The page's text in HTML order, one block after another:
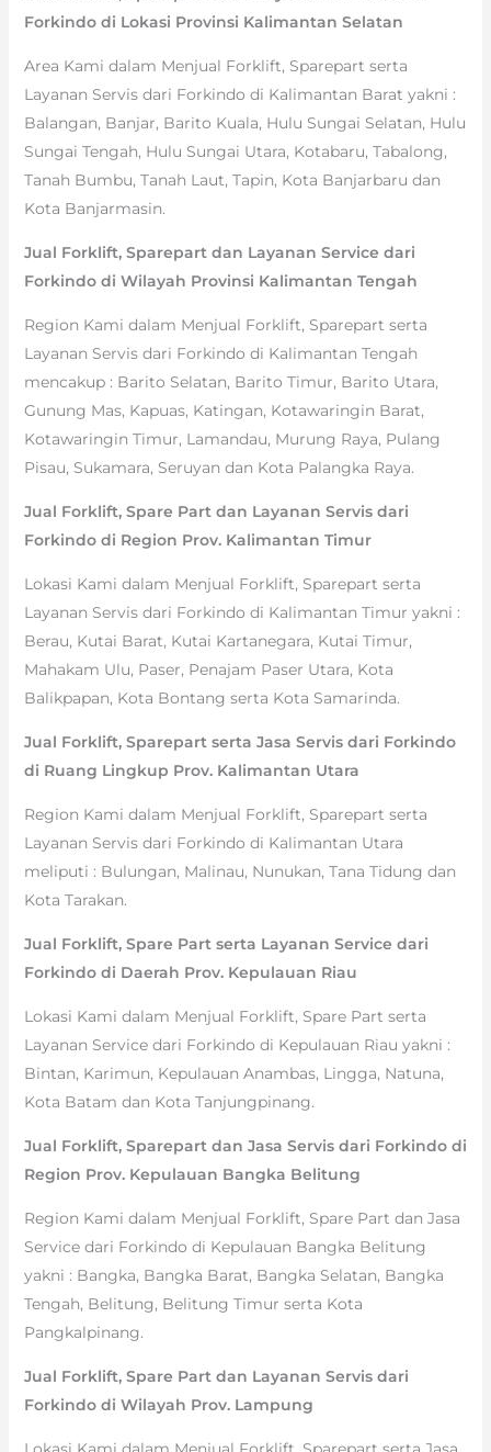
Forkindo di Lokasi Provinsi Kalimantan Selatan
Area Kami dalam Menjual Forklift, Sparepart serta
Layanan Servis dari Forkindo di Kalimantan Barat yakni :
Balangan, Banjar, Barito Kuala, Hulu Sungai Selatan, Hulu
Sungai Tengah, Hulu Sungai Utara, Kotabaru, Tabalong,
Tanah Bumbu, Tanah Laut, Tapin, Kota Banjarbaru dan
Kota Banjarmasin.
Jual Forklift, Sparepart dan Layanan Service dari
Forkindo di Wilayah Provinsi Kalimantan Tengah
Region Kami dalam Menjual Forklift, Sparepart serta
Layanan Servis dari Forkindo di Kalimantan Tengah
mencakup : Barito Selatan, Barito Timur, Barito Utara,
Gunung Mas, Kapuas, Katingan, Kotawaringin Barat,
Kotawaringin Timur, Lamandau, Murung Raya, Pulang
Pisau, Sukamara, Seruyan dan Kota Palangka Raya.
Jual Forklift, Spare Part dan Layanan Servis dari
Forkindo di Region Prov. Kalimantan Timur
Lokasi Kami dalam Menjual Forklift, Sparepart serta
Layanan Servis dari Forkindo di Kalimantan Timur yakni :
Berau, Kutai Barat, Kutai Kartanegara, Kutai Timur,
Mahakam Ulu, Paser, Penajam Paser Utara, Kota
Balikpapan, Kota Bontang serta Kota Samarinda.
Jual Forklift, Sparepart serta Jasa Servis dari Forkindo
di Ruang Lingkup Prov. Kalimantan Utara
Region Kami dalam Menjual Forklift, Sparepart serta
Layanan Servis dari Forkindo di Kalimantan Utara
meliputi : Bulungan, Malinau, Nunukan, Tana Tidung dan
Kota Tarakan.
Jual Forklift, Spare Part serta Layanan Service dari
Forkindo di Daerah Prov. Kepulauan Riau
Lokasi Kami dalam Menjual Forklift, Spare Part serta
Layanan Service dari Forkindo di Kepulauan Riau yakni :
Bintan, Karimun, Kepulauan Anambas, Lingga, Natuna,
Kota Batam dan Kota Tanjungpinang.
Jual Forklift, Sparepart dan Jasa Servis dari Forkindo di
Region Prov. Kepulauan Bangka Belitung
Region Kami dalam Menjual Forklift, Spare Part dan Jasa
Service dari Forkindo di Kepulauan Bangka Belitung
yakni : Bangka, Bangka Barat, Bangka Selatan, Bangka
Tengah, Belitung, Belitung Timur serta Kota
Pangkalpinang.
Jual Forklift, Spare Part dan Layanan Servis dari
Forkindo di Wilayah Prov. Lampung